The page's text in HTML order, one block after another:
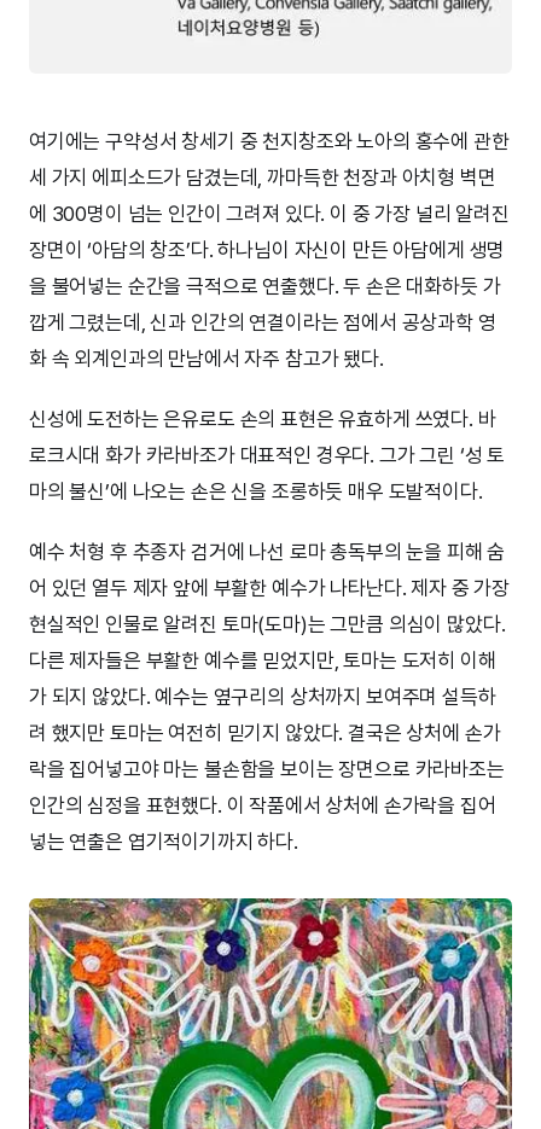
여기에는 구약성서 창세기 중 천지창조와 노아의 홍수에 관한
세 가지 에피소드가 담겼는데, 까마득한 천장과 아치형 벽면
에 300명이 넘는 인간이 그려져 있다. 이 중 가장 널리 알려진
장면이 ‘아담의 창조’다. 하나님이 자신이 만든 아담에게 생명
을 불어넣는 순간을 극적으로 연출했다. 두 손은 대화하듯 가
깝게 그렸는데, 신과 인간의 연결이라는 점에서 공상과학 영
화 속 외계인과의 만남에서 자주 참고가 됐다.
신성에 도전하는 은유로도 손의 표현은 유효하게 쓰였다. 바
로크시대 화가 카라바조가 대표적인 경우다. 그가 그린 ‘성 토
마의 불신’에 나오는 손은 신을 조롱하듯 매우 도발적이다.
예수 처형 후 추종자 검거에 나선 로마 총독부의 눈을 피해 숨
어 있던 열두 제자 앞에 부활한 예수가 나타난다. 제자 중 가장
현실적인 인물로 알려진 토마(도마)는 그만큼 의심이 많았다.
다른 제자들은 부활한 예수를 믿었지만, 토마는 도저히 이해
가 되지 않았다. 예수는 옆구리의 상처까지 보여주며 설득하
려 했지만 토마는 여전히 믿기지 않았다. 결국은 상처에 손가
락을 집어넣고야 마는 불손함을 보이는 장면으로 카라바조는
인간의 심정을 표현했다. 이 작품에서 상처에 손가락을 집어
넣는 연출은 엽기적이기까지 하다.